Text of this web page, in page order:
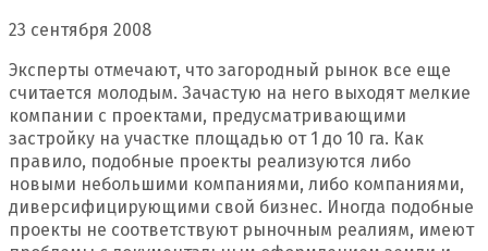
23 сентября 2008
Эксперты отмечают, что загородный рынок все еще
считается молодым. Зачастую на него выходят мелкие
компании с проектами, предусматривающими
застройку на участке площадью от 1 до 10 га. Как
правило, подобные проекты реализуются либо
новыми небольшими компаниями, либо компаниями,
диверсифицирующими свой бизнес. Иногда подобные
проекты не соответствуют рыночным реалиям, имеют